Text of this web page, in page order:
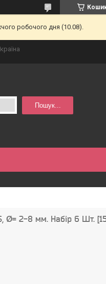
робочого дня (10.08).
Пошук...
Ø= 2-8 мм. Набір 6 Шт.